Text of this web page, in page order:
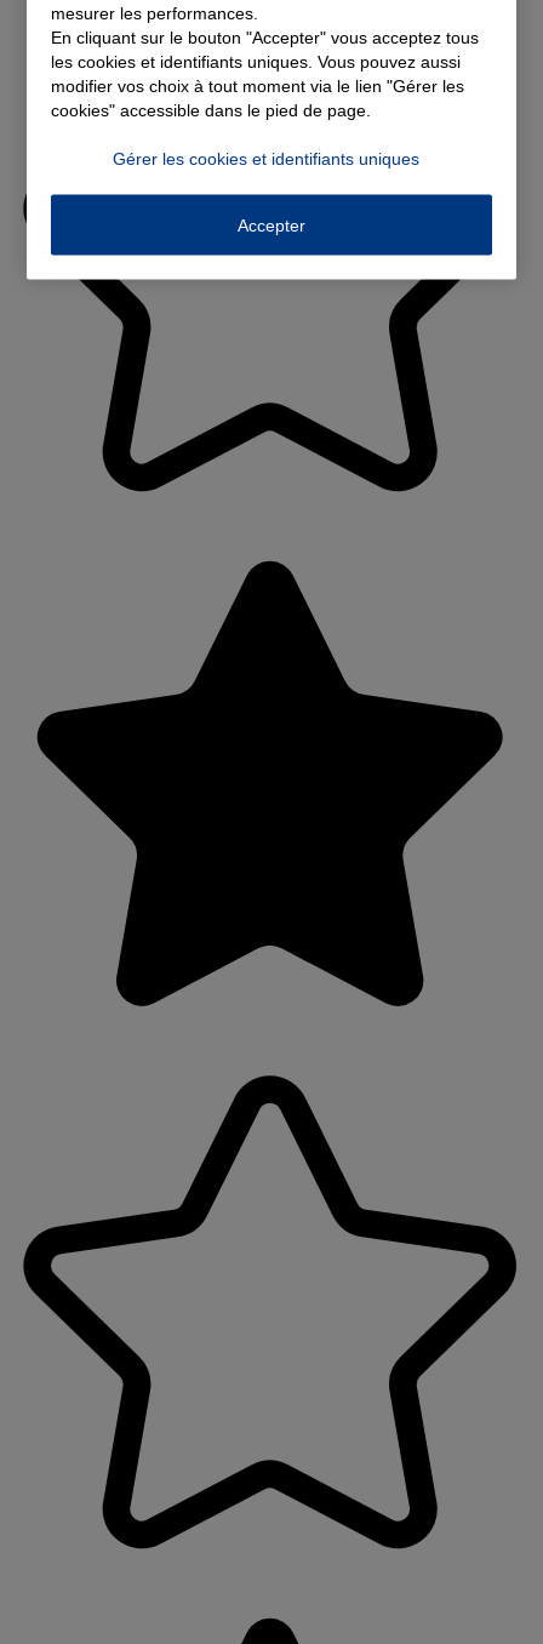
mesurer les performances.
En cliquant sur le bouton "Accepter" vous acceptez tous
les cookies et identifiants uniques. Vous pouvez aussi
modifier vos choix à tout moment via le lien "Gérer les
cookies" accessible dans le pied de page.
Gérer les cookies et identifiants uniques
Accepter